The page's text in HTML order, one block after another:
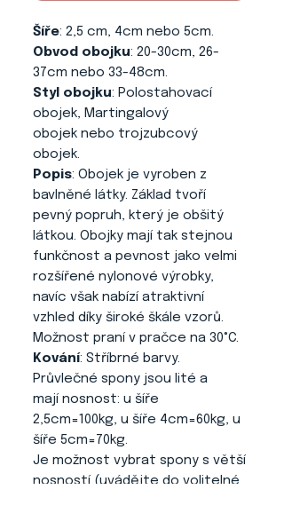
Šíře: 2,5 cm, 4cm nebo 5cm.
Obvod obojku: 20-30cm, 26-
37cm nebo 33-48cm.
Styl obojku: Polostahovací
obojek, Martingalový
obojek nebo trojzubcový
obojek.
Popis: Obojek je vyroben z
bavlněné látky. Základ tvoří
pevný popruh, který je obšitý
látkou. Obojky mají tak stejnou
funkčnost a pevnost jako velmi
rozšířené nylonové výrobky,
navíc však nabízí atraktivní
vzhled díky široké škále vzorů.
Možnost praní v pračce na 30°C.
Kování: Stříbrné barvy.
Průvlečné spony jsou lité a
mají nosnost: u šíře
2,5cm=100kg, u šíře 4cm=60kg, u
šíře 5cm=70kg.
Je možnost vybrat spony s větší
nosností (uvádějte do volitelné